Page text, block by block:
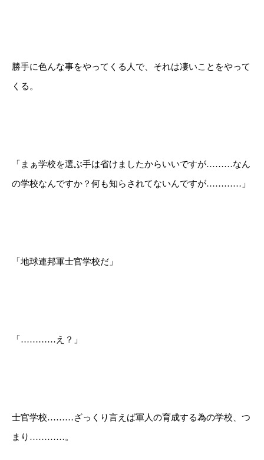
勝手に色んな事をやってくる人で、それは凄いことをやって
くる。
「まぁ学校を選ぶ手は省けましたからいいですが………なん
の学校なんですか？何も知らされてないんですが…………」
「地球連邦軍士官学校だ」
「…………え？」
士官学校………ざっくり言えば軍人の育成する為の学校、つ
まり…………。